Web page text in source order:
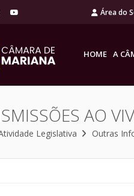
Área do
HOME A
AO
Legislativa Outras